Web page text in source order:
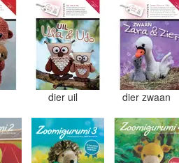
dier uil dier zwaan